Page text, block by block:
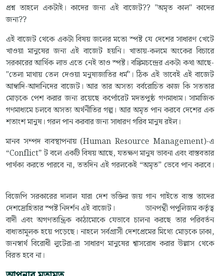
প্রশ্ন তাহলে একটাই। কাদের জন্য এই বাজেট?? "অমৃত কাল" কাদের
জন্য??
এই বাজেট থেকে একটা বিষয় জলের মতো স্পষ্ট যে দেশের সাধারণ খেটে
খাওয়া মানুষের জন্য এই বাজেট হয়নি। খাতায়-কলমে অংকের বিচারে
সরকারের আর্থিক লাভ এতে নেই তাও স্পষ্ট। বঙ্কিমচন্দ্রের একটা কথা আছে-
"তেলা মাথায় তেল দেওয়া মনুষ্যজাতির ধর্ম"। ঠিক এই ভাবেই এই বাজেট
আম্বাদি-আদানিদের বাজেট। আর তার অসত্য বর্বরোচিত কাজ কি সততার
মোড়কে পেশ করার জন্য রয়েছে কর্পোরেট মদতপুষ্ঠ গণমাধ্যম। সামাজিক
গণমাধ্যমে চলবে অসত্য অর্থনীতির গল্প। আর অমৃত পান করবে দেশের এক
শতাংশ মানুষ। গরল পান করবার জন্য সাধারণ গরিব মানুষ রইল।
মানব সম্পদ ব্যবস্থাপনায় (Human Resource Management)-এ
“Conflict” ট বলে একটি বিষয় আছে, যতক্ষণ মানুষ ভাবনা এবং বাস্তবতার
পার্থক্য করতে পারবে না, ততদিন এই গরলকেই “অমৃত” ভেবে পান করবে।
বিজেপি সরকারের দালাল যারা দেশ ভক্তির জয় গান গাইতে ব্যস্ত তাদের
দেশদ্রোহিতার স্পষ্ট নিদর্শন এই বাজেট। ডানপন্থী পপুলিজম কর্তৃত্ব
বাদী এবং অগণতান্ত্রিক কাঠামোকে যেভাবে চালনা করছে তার পরিবর্তন
বাধ্যতামূলক হয়ে পড়েছে। নাহলে সর্বগ্রাসী দেশপ্রেমের মিথ্যে মোড়কে ঢাকা,
জনস্বার্থ বিরোধী লুটেরা-রা সাধারণ মানুষের শ্বাসরোধ করার উল্লাস থেকে
বিরত হবে না।